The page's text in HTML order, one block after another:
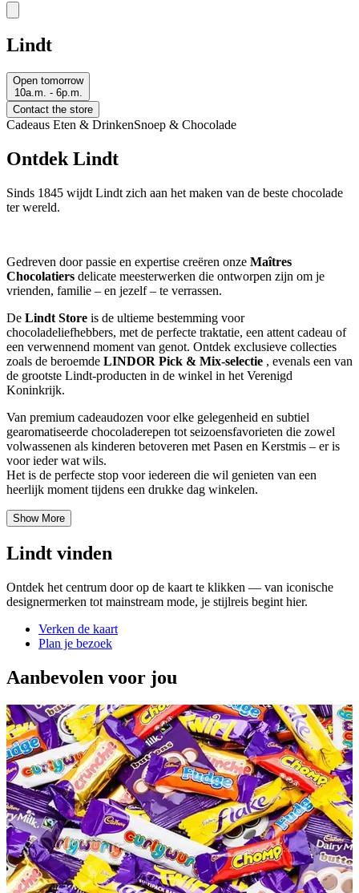
Lindt
Open tomorrow
10a.m. - 6p.m.
Contact the store
Cadeaus Eten & DrinkenSnoep & Chocolade
Ontdek Lindt
Sinds 1845 wijdt Lindt zich aan het maken van de beste chocolade
ter wereld.
Gedreven door passie en expertise creëren onze Maîtres
Chocolatiers delicate meesterwerken die ontworpen zijn om je
vrienden, familie – en jezelf – te verrassen.
De Lindt Store is de ultieme bestemming voor
chocoladeliefhebbers, met de perfecte traktatie, een attent cadeau of
een verwennend moment van genot. Ontdek exclusieve collecties
zoals de beroemde LINDOR Pick & Mix-selectie , evenals een van
de grootste Lindt-producten in de winkel in het Verenigd
Koninkrijk.
Van premium cadeaudozen voor elke gelegenheid en subtiel
gearomatiseerde chocoladerepen tot seizoensfavorieten die zowel
volwassenen als kinderen betoveren met Pasen en Kerstmis – er is
voor ieder wat wils.
Het is de perfecte stop voor iedereen die wil genieten van een
heerlijk moment tijdens een drukke dag winkelen.
Show More
Lindt vinden
Ontdek het centrum door op de kaart te klikken — van iconische
designermerken tot mainstream mode, je stijlreis begint hier.
Verken de kaart
Plan je bezoek
Aanbevolen voor jou